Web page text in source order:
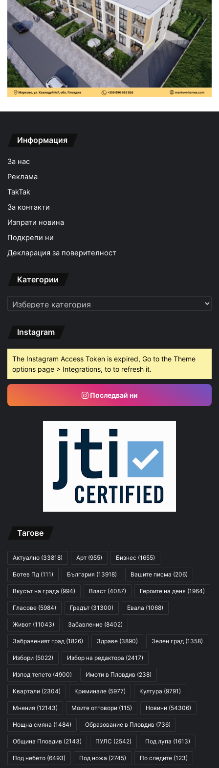
Информация
За нас
Реклама
TakTak
За контакти
Изпрати новина
Подкрепи ни
Декларация за поверителност
Категории
Категории
Instagram
The Instagram Access Token is expired, Go to the Theme
options page > Integrations, to to refresh it.
Последвай ни
Тагове
Актуално (33818) Арт (955) Бизнес (1655)
Ботев Пд (111) България (13918) Вашите писма (206)
Вкусът на града (994) Власт (4087) Героите на деня (1964)
Гласове (5984) Градът (31300) Евала (1068)
Живот (11043) Забавление (8402)
Забравеният град (1826) Здраве (3890) Зелен град (1358)
Избори (5022) Избор на редактора (2417)
Изпод тепето (4900) Имоти в Пловдив (238)
Квартали (2304) Криминале (5977) Култура (9791)
Мнения (12143) Моите отговори (115) Новини (54306)
Нощна смяна (1484) Образование в Пловдив (736)
Община Пловдив (2143) ПУЛС (2542) Под лупа (1613)
Под небето (6493) Под ножа (2745) По следите (123)